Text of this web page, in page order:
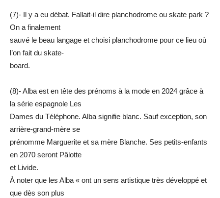
(7)- Il y a eu débat. Fallait-il dire planchodrome ou skate park ?
On a finalement
sauvé le beau langage et choisi planchodrome pour ce lieu où
l’on fait du skate-
board.
(8)- Alba est en tête des prénoms à la mode en 2024 grâce à
la série espagnole Les
Dames du Téléphone. Alba signifie blanc. Sauf exception, son
arrière-grand-mère se
prénomme Marguerite et sa mère Blanche. Ses petits-enfants
en 2070 seront Pâlotte
et Livide.
À noter que les Alba « ont un sens artistique très développé et
que dès son plus